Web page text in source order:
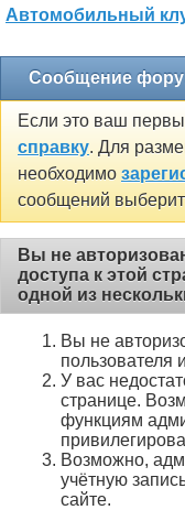
Автомобильный
Сообщение
Если это ваш
справку. Для
необходимо
сообщений
Вы не
доступа к этой
одной из
Вы не
пользователя
У вас
странице.
функциям
Возможно,
учётную
сайте.